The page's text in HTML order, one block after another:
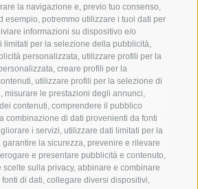
la navigazione e, previo tuo consenso,
esempio, potremmo utilizzare i tuoi dati per
informazioni su dispositivo e/o
limitati per la selezione della pubblicità,
personalizzata, utilizzare profili per la
creare profili per la
utilizzare profili per la selezione di
misurare le prestazioni degli annunci,
contenuti, comprendere il pubblico
combinazione di dati provenienti da fonti
i servizi, utilizzare dati limitati per la
la sicurezza, prevenire e rilevare
e presentare pubblicità e contenuto,
sulla privacy, abbinare e combinare
di dati, collegare diversi dispositivi,